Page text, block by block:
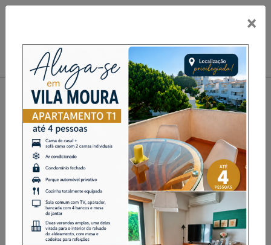
Toggle navigation
×
APRESENTAÇÃO DO LIVRO
“A TRÍPODE–O ÚLTIMO
MELLION-LIVRO I" DIA 24 DE
MAIO NA JUNTA DE
FREGUESIA DE GESTAÇÔ-
BAIÃO